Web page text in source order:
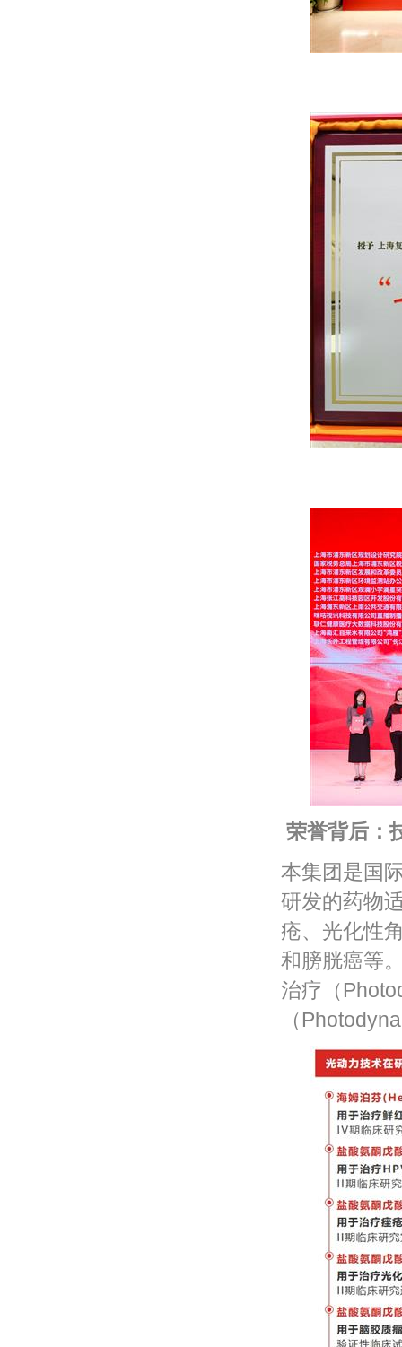
荣誉背后：
本集团是国
研发的药物
疮、光化性
和膀胱癌等
治疗（
（